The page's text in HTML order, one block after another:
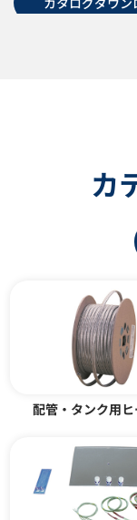
ダクトヒーター ADM型
カ
配管・タンク用